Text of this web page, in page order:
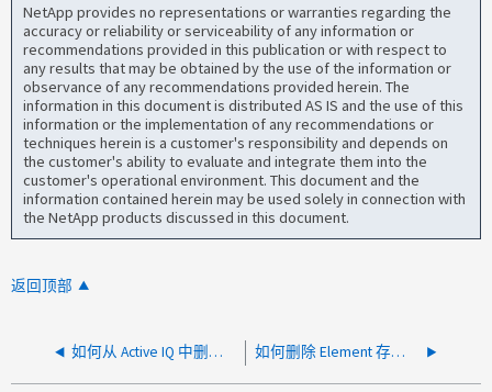
NetApp provides no representations or warranties regarding the
accuracy or reliability or serviceability of any information or
recommendations provided in this publication or with respect to
any results that may be obtained by the use of the information or
observance of any recommendations provided herein. The
information in this document is distributed AS IS and the use of this
information or the implementation of any recommendations or
techniques herein is a customer's responsibility and depends on
the customer's ability to evaluate and integrate them into the
customer's operational environment. This document and the
information contained herein may be used solely in connection with
the NetApp products discussed in this document.
返回顶部
如何从 Active IQ 中删除虚拟机名称 如何删除 Element 存储的陈旧条目 节点处于 PendingActive 状态